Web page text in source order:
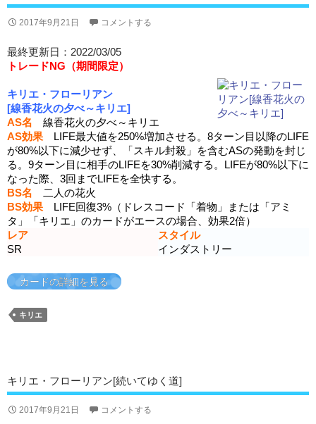
2017年9月21日 コメントする
最終更新日：2022/03/05
トレードNG（期間限定）
キリエ・フローリアン
[線香花火の夕べ～キリエ]
AS名 線香花火の夕べ～キリエ
AS効果 LIFE最大値を250%増加させる。8ターン目以降のLIFE
が80%以下に減少せず、「スキル封殺」を含むASの発動を封じ
る。9ターン目に相手のLIFEを30%削減する。LIFEが80%以下に
なった際、3回までLIFEを全快する。
BS名 二人の花火
BS効果 LIFE回復3%（ドレスコード「着物」または「アミ
タ」「キリエ」のカードがエースの場合、効果2倍）
レア
スタイル
SR
インダストリー
カードの詳細を見る
キリエ
キリエ・フローリアン[続いてゆく道]
2017年9月21日 コメントする